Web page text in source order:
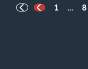
Página
1 ... 8